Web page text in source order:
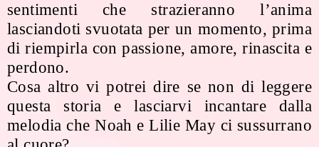
sentimenti che strazieranno l’anima
lasciandoti svuotata per un momento, prima
di riempirla con passione, amore, rinascita e
perdono.
Cosa altro vi potrei dire se non di leggere
questa storia e lasciarvi incantare dalla
melodia che Noah e Lilie May ci sussurrano